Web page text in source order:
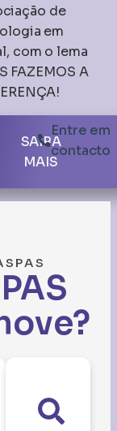
de
em
com o lema
FAZEMOS A
SAIBA
MAIS
Entre em
contacto